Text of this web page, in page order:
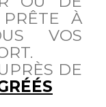
À
VOS
DE